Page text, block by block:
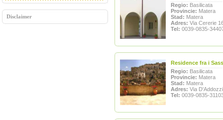
Disclaimer
Regio: Basilicata
Provincie: Matera
Stad: Matera
Adres: Via Cererie
Tel: 0039-0835-
Residence fra i
Regio: Basilicata
Provincie: Matera
Stad: Matera
Adres: Via
Tel: 0039-0835-